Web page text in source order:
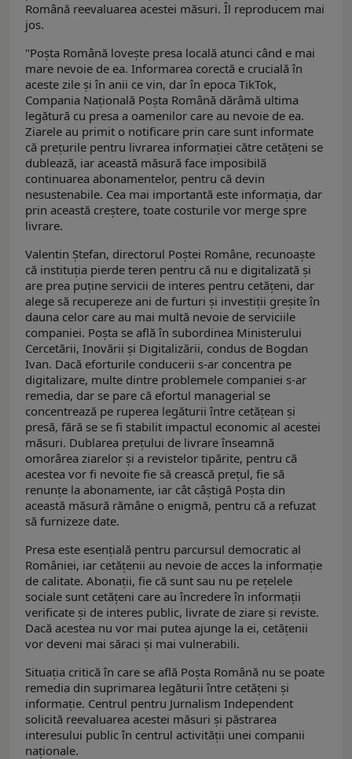
Română reevaluarea acestei măsuri. Îl reproducem mai
jos.
"Poșta Română lovește presa locală atunci când e mai
mare nevoie de ea. Informarea corectă e crucială în
aceste zile și în anii ce vin, dar în epoca TikTok,
Compania Națională Poșta Română dărâmă ultima
legătură cu presa a oamenilor care au nevoie de ea.
Ziarele au primit o notificare prin care sunt informate
că prețurile pentru livrarea informației către cetățeni se
dublează, iar această măsură face imposibilă
continuarea abonamentelor, pentru că devin
nesustenabile. Cea mai importantă este informația, dar
prin această creștere, toate costurile vor merge spre
livrare.
Valentin Ștefan, directorul Poștei Române, recunoaște
că instituția pierde teren pentru că nu e digitalizată și
are prea puține servicii de interes pentru cetățeni, dar
alege să recupereze ani de furturi și investiții greșite în
dauna celor care au mai multă nevoie de serviciile
companiei. Poşta se află în subordinea Ministerului
Cercetării, Inovării și Digitalizării, condus de Bogdan
Ivan. Dacă eforturile conducerii s-ar concentra pe
digitalizare, multe dintre problemele companiei s-ar
remedia, dar se pare că efortul managerial se
concentrează pe ruperea legăturii între cetățean și
presă, fără se se fi stabilit impactul economic al acestei
măsuri. Dublarea prețului de livrare înseamnă
omorârea ziarelor și a revistelor tipărite, pentru că
acestea vor fi nevoite fie să crească prețul, fie să
renunțe la abonamente, iar cât câștigă Poșta din
această măsură rămâne o enigmă, pentru că a refuzat
să furnizeze date.
Presa este esențială pentru parcursul democratic al
României, iar cetățenii au nevoie de acces la informație
de calitate. Abonații, fie că sunt sau nu pe rețelele
sociale sunt cetățeni care au încredere în informații
verificate și de interes public, livrate de ziare și reviste.
Dacă acestea nu vor mai putea ajunge la ei, cetățenii
vor deveni mai săraci și mai vulnerabili.
Situația critică în care se află Poșta Română nu se poate
remedia din suprimarea legăturii între cetățeni și
informație. Centrul pentru Jurnalism Independent
solicită reevaluarea acestei măsuri și păstrarea
interesului public în centrul activității unei companii
naționale.